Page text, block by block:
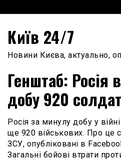
to
Київ 24/7
Новини Києва, актуально,
Генштаб: Росія
добу 920
Росія за минулу добу у
ще 920 військових. Про це
ЗСУ, опубліковані в
Загальні бойові втрати